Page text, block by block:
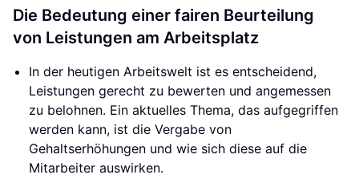
Die Bedeutung einer fairen Beurteilung
von Leistungen am Arbeitsplatz
In der heutigen Arbeitswelt ist es entscheidend,
Leistungen gerecht zu bewerten und angemessen
zu belohnen. Ein aktuelles Thema, das aufgegriffen
werden kann, ist die Vergabe von
Gehaltserhöhungen und wie sich diese auf die
Mitarbeiter auswirken.